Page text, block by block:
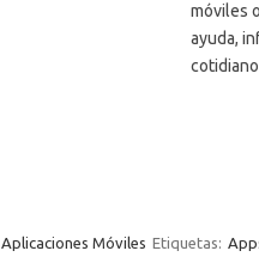
móviles
ayuda,
Aplicaciones Móviles Etiquetas: